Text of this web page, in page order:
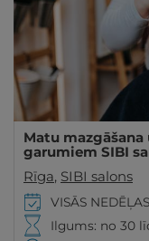
Matu
garumiem SIBI
Rīga, SIBI salons
VISĀS
Ilgums: no 30